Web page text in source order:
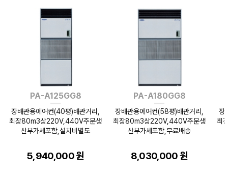
PA-A125GG8
장배관용에어컨(40평)배관거리,
최장80m3상220V,440V주문생
산부가세포함,설치비별도
5,940,000 원
PA-A180GG8
장배관용에어컨(58평)배관거리,
최장80m3상220V,440V주문생
산부가세포함,무료배송
8,030,000 원
장
최